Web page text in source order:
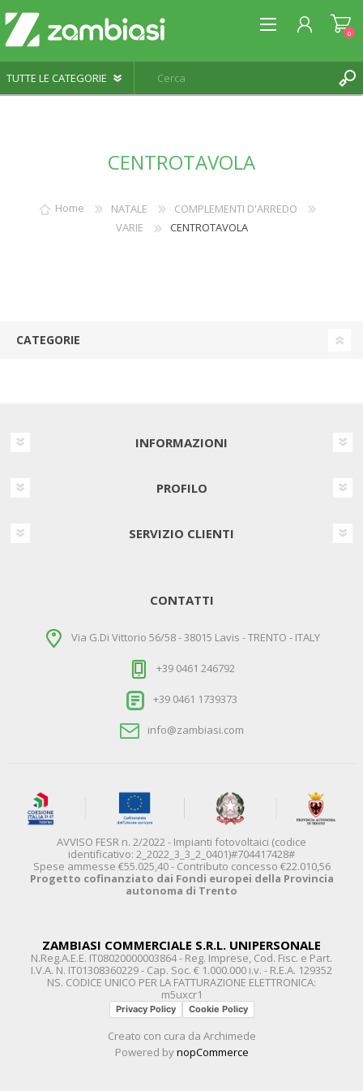
0
CENTROTAVOLA
Home NATALE
COMPLEMENTI D'ARREDO
VARIE
CENTROTAVOLA
CATEGORIE
INFORMAZIONI
PROFILO
SERVIZIO CLIENTI
CONTATTI
Via G.Di Vittorio 56/58 - 38015 Lavis - TRENTO - ITALY
+39 0461 246792
+39 0461 1739373
info@zambiasi.com
AVVISO FESR n. 2/2022 - Impianti fotovoltaici (codice
identificativo: 2_2022_3_3_2_0401)#704417428#
Spese ammesse €55.025,40 - Contributo concesso €22.010,56
Progetto cofinanziato dai Fondi europei della Provincia
autonoma di Trento
ZAMBIASI COMMERCIALE S.R.L. UNIPERSONALE
N.Reg.A.E.E. IT08020000003864 - Reg. Imprese, Cod. Fisc. e Part.
I.V.A. N. IT01308360229 - Cap. Soc. € 1.000.000 i.v. - R.E.A. 129352
NS. CODICE UNICO PER LA FATTURAZIONE ELETTRONICA:
m5uxcr1
Privacy Policy Cookie Policy
Creato con cura da Archimede
Powered bynopCommerce